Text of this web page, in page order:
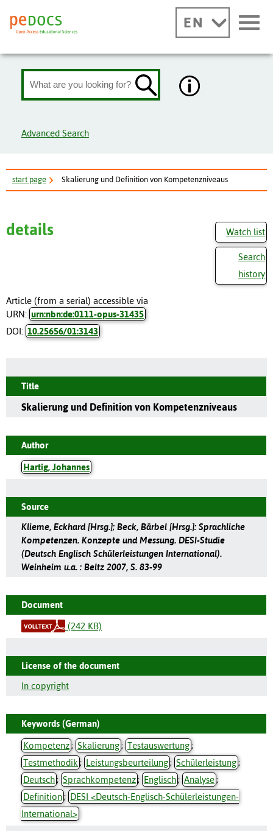
EN
Advanced Search
start page Skalierung und Definition von Kompetenzniveaus
Watch list
Search
history
details
Article (from a serial) accessible via
URN: urn:nbn:de:0111-opus-31435
DOI: 10.25656/01:3143
Title
Skalierung und Definition von Kompetenzniveaus
Author
Hartig, Johannes
Source
Klieme, Eckhard [Hrsg.]; Beck, Bärbel [Hrsg.]: Sprachliche
Kompetenzen. Konzepte und Messung. DESI-Studie
(Deutsch Englisch Schülerleistungen International).
Weinheim u.a. : Beltz 2007, S. 83-99
Document
(242 KB)
License of the document
In copyright
Keywords (German)
Kompetenz; Skalierung; Testauswertung;
Testmethodik ; Leistungsbeurteilung; Schülerleistung;
Deutsch; Sprachkompetenz; Englisch; Analyse;
Definition; DESI <Deutsch-Englisch-Schülerleistungen-
International>